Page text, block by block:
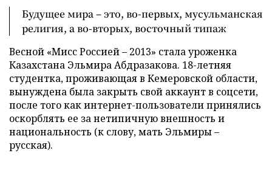
Будущее мира – это, во-первых, мусульманская
религия, а во-вторых, восточный типаж
Весной «Мисс Россией – 2013» стала уроженка
Казахстана Эльмира Абдразакова. 18-летняя
студентка, проживающая в Кемеровской области,
вынуждена была закрыть свой аккаунт в соцсети,
после того как интернет-пользователи принялись
оскорблять ее за нетипичную внешность и
национальность (к слову, мать Эльмиры –
русская).